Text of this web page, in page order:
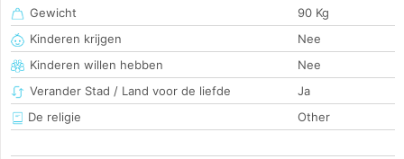
Gewicht
90 Kg
Kinderen krijgen
Nee
Kinderen willen hebben
Nee
Verander Stad / Land voor de liefde
Ja
De religie
Other